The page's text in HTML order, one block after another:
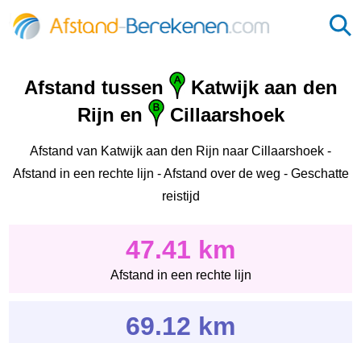
Afstand tussen
Katwijk aan den
Rijn en
Cillaarshoek
Afstand van Katwijk aan den Rijn naar Cillaarshoek -
Afstand in een rechte lijn - Afstand over de weg - Geschatte
reistijd
47.41 km
Afstand in een rechte lijn
69.12 km